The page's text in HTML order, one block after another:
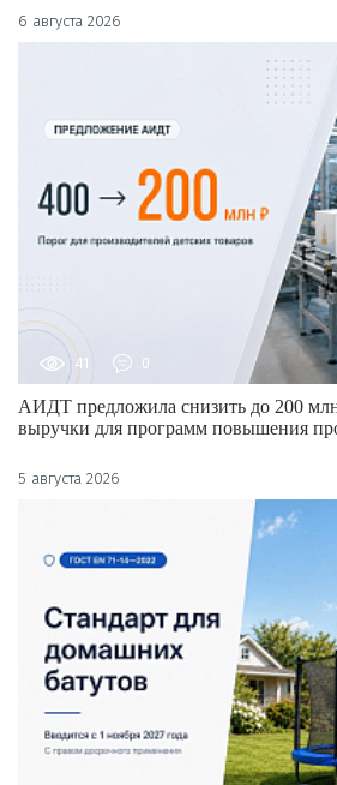
6 августа 2026
41 0
АИДТ предложила снизить до 200
выручки для программ повышения
5 августа 2026